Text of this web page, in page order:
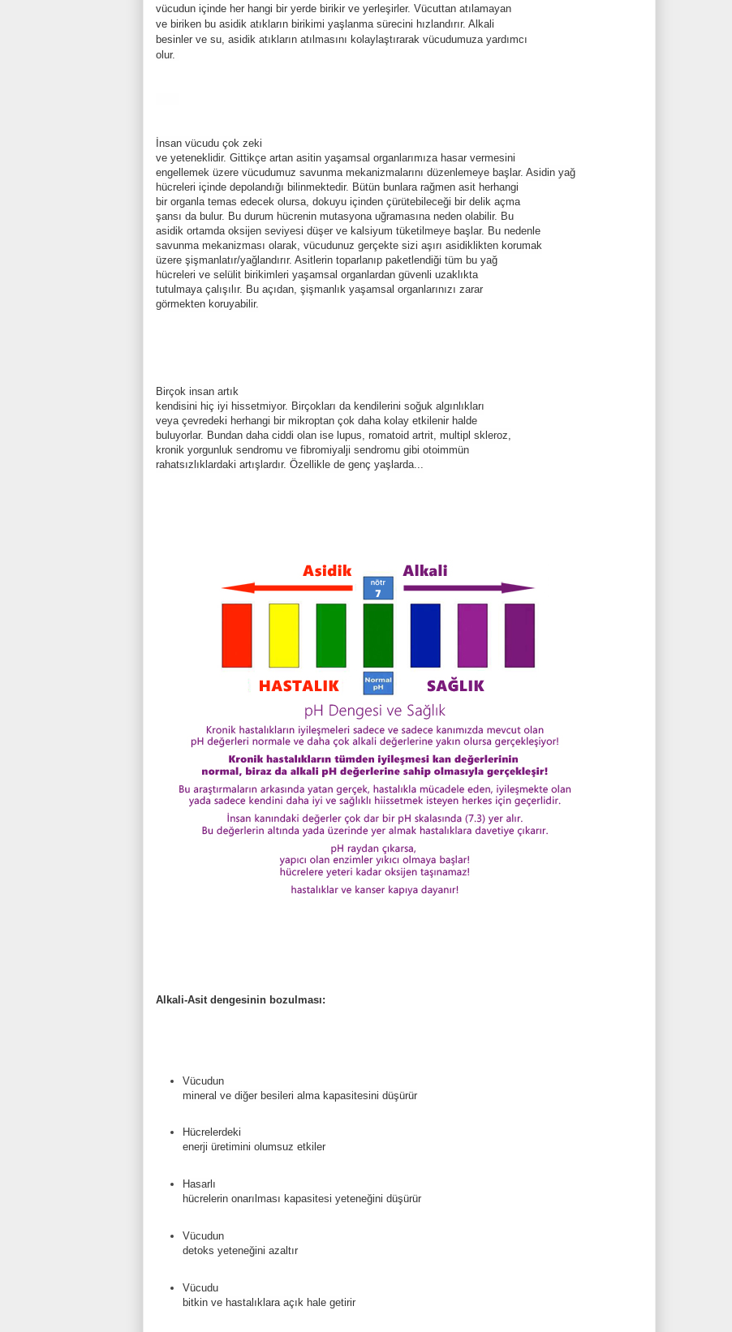
vücudun içinde her hangi bir yerde birikir ve yerleşirler. Vücuttan atılamayan
ve biriken bu asidik atıkların birikimi yaşlanma sürecini hızlandırır. Alkali
besinler ve su, asidik atıkların atılmasını kolaylaştırarak vücudumuza yardımcı
olur.
İnsan vücudu çok zeki
ve yeteneklidir. Gittikçe artan asitin yaşamsal organlarımıza hasar vermesini
engellemek üzere vücudumuz savunma mekanizmalarını düzenlemeye başlar. Asidin yağ
hücreleri içinde depolandığı bilinmektedir. Bütün bunlara rağmen asit herhangi
bir organla temas edecek olursa, dokuyu içinden çürütebileceği bir delik açma
şansı da bulur. Bu durum hücrenin mutasyona uğramasına neden olabilir. Bu
asidik ortamda oksijen seviyesi düşer ve kalsiyum tüketilmeye başlar. Bu nedenle
savunma mekanizması olarak, vücudunuz gerçekte sizi aşırı asidiklikten korumak
üzere şişmanlatır/yağlandırır. Asitlerin toparlanıp paketlendiği tüm bu yağ
hücreleri ve selülit birikimleri yaşamsal organlardan güvenli uzaklıkta
tutulmaya çalışılır. Bu açıdan, şişmanlık yaşamsal organlarınızı zarar
görmekten koruyabilir.
Birçok insan artık
kendisini hiç iyi hissetmiyor. Birçokları da kendilerini soğuk algınlıkları
veya çevredeki herhangi bir mikroptan çok daha kolay etkilenir halde
buluyorlar. Bundan daha ciddi olan ise lupus, romatoid artrit, multipl skleroz,
kronik yorgunluk sendromu ve fibromiyalji sendromu gibi otoimmün
rahatsızlıklardaki artışlardır. Özellikle de genç yaşlarda...
Alkali-Asit dengesinin bozulması:
Vücudun
mineral ve diğer besileri alma kapasitesini düşürür
Hücrelerdeki
enerji üretimini olumsuz etkiler
Hasarlı
hücrelerin onarılması kapasitesi yeteneğini düşürür
Vücudun
detoks yeteneğini azaltır
Vücudu
bitkin ve hastalıklara açık hale getirir